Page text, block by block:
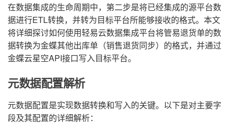
在数据集成的生命周期中，第二步是将已经集成的源平台数
据进行ETL转换，并转为目标平台所能够接收的格式。本文
将详细探讨如何使用轻易云数据集成平台将管易退货单的数
据转换为金蝶其他出库单（销售退货同步）的格式，并通过
金蝶云星空API接口写入目标平台。
元数据配置解析
元数据配置是实现数据转换和写入的关键。以下是对主要字
段及其配置的详细解析：